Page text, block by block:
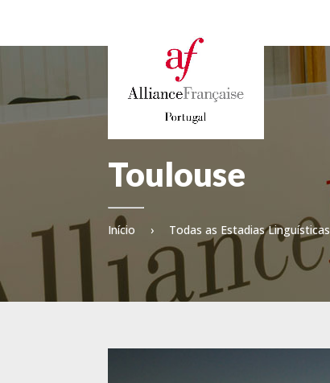
Toulouse
Início › Todas as Estadias Linguísticas